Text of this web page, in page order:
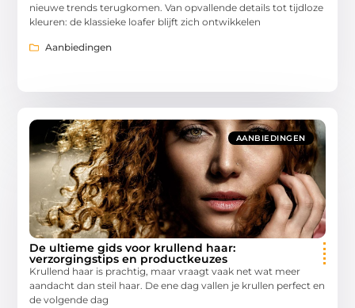
nieuwe trends terugkomen. Van opvallende details tot tijdloze
kleuren: de klassieke loafer blijft zich ontwikkelen
Aanbiedingen
AANBIEDINGEN
De ultieme gids voor krullend haar:
verzorgingstips en productkeuzes
Krullend haar is prachtig, maar vraagt vaak net wat meer
aandacht dan steil haar. De ene dag vallen je krullen perfect en
de volgende dag